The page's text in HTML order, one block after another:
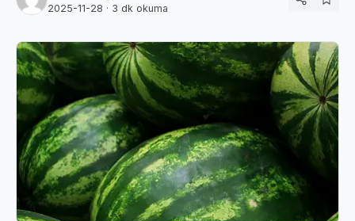
2025-11-28 · 3 dk okuma